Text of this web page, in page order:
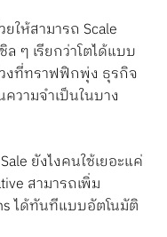
ให้สามารถ Scale
ๆ เรียกว่าโตได้แบบ
งที่ทราฟฟิกพุ่ง ธุรกิจ
วามจำเป็นในบาง
ยังไงคนใช้เยอะแค่
สามารถเพิ่ม
ได้ทันทีแบบอัตโนมัติ